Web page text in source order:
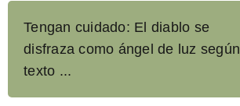
Tengan cuidado: El diablo se
disfraza como ángel de luz según
texto ...